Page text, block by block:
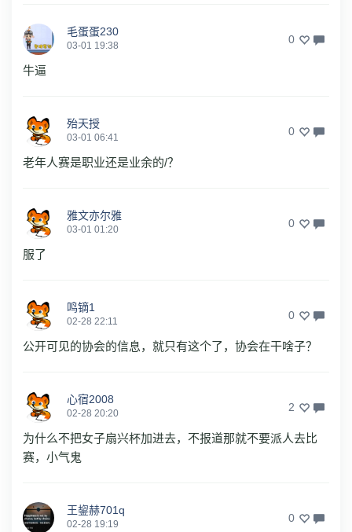
毛蛋蛋230
03-01 19:38 0
牛逼
殆天授
03-01 06:41 0
老年人赛是职业还是业余的/？
雅文亦尔雅
03-01 01:20 0
服了
鸣镝1
02-28 22:11 0
公开可见的协会的信息，就只有这个了，协会在干啥子？
心宿2008
02-28 20:20 2
为什么不把女子扇兴杯加进去，不报道那就不要派人去比
赛，小气鬼
王鋆赫701q
02-28 19:19 0